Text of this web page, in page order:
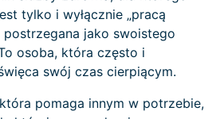
tylko i wyłącznie „pracą
postrzegana jako swoistego
osoba, która często i
swój czas cierpiącym.
pomaga innym w potrzebie,